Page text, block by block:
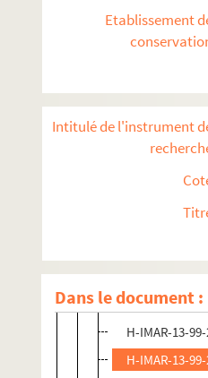
Etablissement
Intitulé de l'instrument
Dans le document :
H-IMAR-13-83-181 à
Saint Paul de
Saint Paul
Sainte Pauline
H-IMAR-13-
H-IMAR-13-99-
H-IMAR-13-
H-IMAR-13-
H-IMAR-13-